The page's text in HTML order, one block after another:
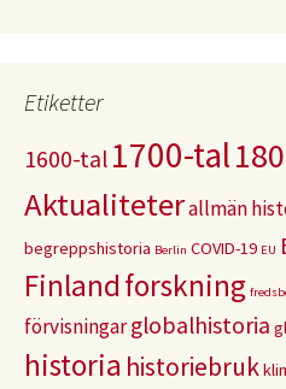
Etiketter
1600-tal 1700-tal
Aktualiteterallmän
begreppshistoria Berlin COVID-19 EU
Finlandforskning
förvisningarglobalhistoria
historia historiebruk